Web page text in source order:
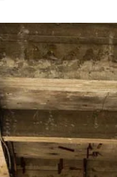
郝枋克